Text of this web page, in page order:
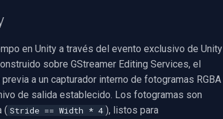
en Unity a través del evento exclusivo de Unity
sobre GStreamer Editing Services, el
a un capturador interno de fotogramas RGBA
de salida establecido. Los fotogramas son
( Stride == Width * 4 ), listos para